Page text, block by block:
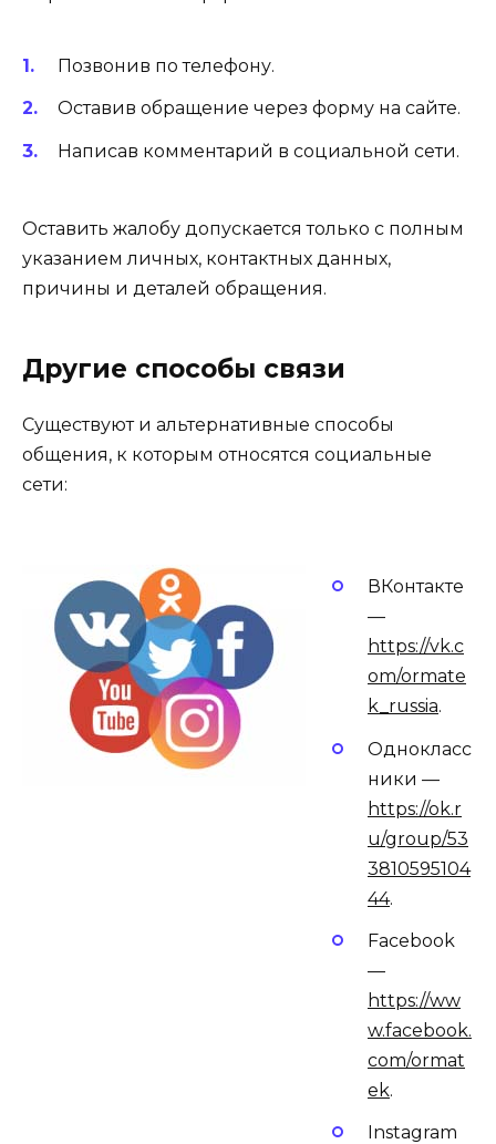
Позвонив по телефону.
Оставив обращение через форму на сайте.
Написав комментарий в социальной сети.
Оставить жалобу допускается только с полным
указанием личных, контактных данных,
причины и деталей обращения.
Другие способы связи
Существуют и альтернативные способы
общения, к которым относятся социальные
сети:
ВКонтакте
—
https://vk.c
om/ormate
k_russia.
Однокласс
ники —
https://ok.r
u/group/53
3810595104
44.
Facebook
—
https://ww
w.facebook.
com/ormat
ek.
Instagram